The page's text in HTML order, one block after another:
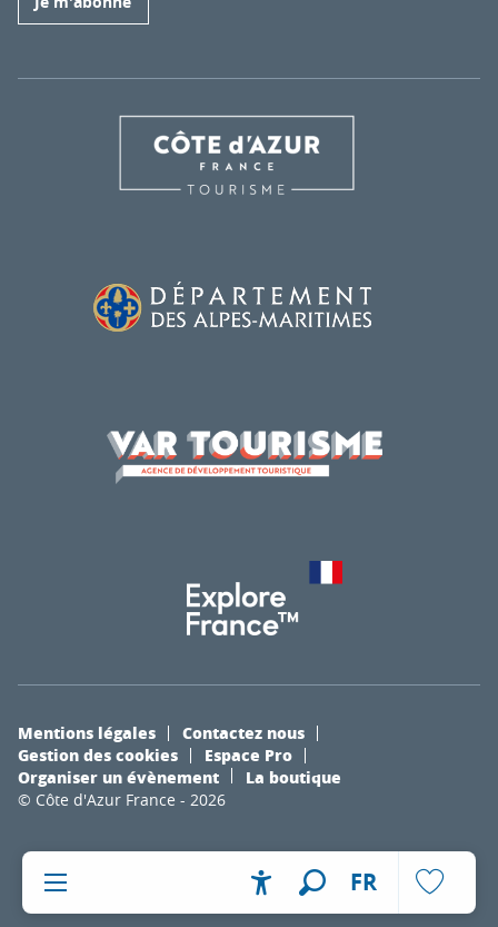
AccessibilitéVoir les
Recherche
FR
© Côte d'Azur France - 2026
Mentions légales
Contactez nous
Gestion des cookies
Espace Pro
Organiser un évènement
La boutique